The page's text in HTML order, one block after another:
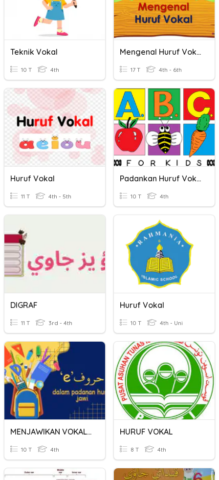
Teknik Vokal
10 T 4th
Mengenal Huruf Vokal
17 T 4th - 6th
Huruf Vokal
11 T 4th - 5th
Padankan Huruf Vokal
10 T 4th
DIGRAF
11 T 3rd - 4th
Huruf Vokal
10 T 4th - Uni
MENJAWIKAN VOKAL E
10 T 4th
HURUF VOKAL
8 T 4th